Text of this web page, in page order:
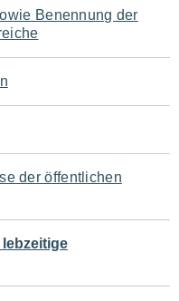
Benennung der
der öffentlichen